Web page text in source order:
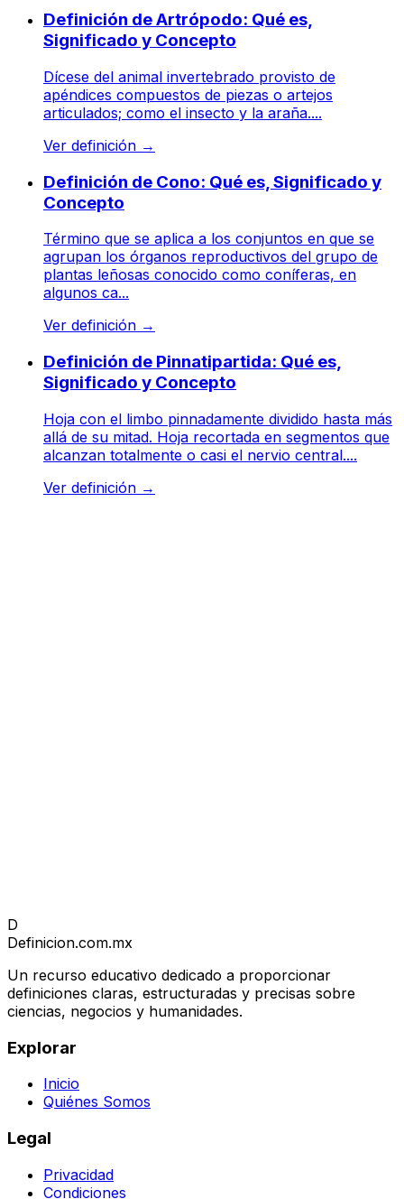
Definición de Artrópodo: Qué es,
Significado y Concepto
Dícese del animal invertebrado provisto de
apéndices compuestos de piezas o artejos
articulados; como el insecto y la araña....
Ver definición →
Definición de Cono: Qué es, Significado y
Concepto
Término que se aplica a los conjuntos en que se
agrupan los órganos reproductivos del grupo de
plantas leñosas conocido como coníferas, en
algunos ca...
Ver definición →
Definición de Pinnatipartida: Qué es,
Significado y Concepto
Hoja con el limbo pinnadamente dividido hasta más
allá de su mitad. Hoja recortada en segmentos que
alcanzan totalmente o casi el nervio central....
Ver definición →
D
Definicion.com.mx
Un recurso educativo dedicado a proporcionar
definiciones claras, estructuradas y precisas sobre
ciencias, negocios y humanidades.
Explorar
Inicio
Quiénes Somos
Legal
Privacidad
Condiciones